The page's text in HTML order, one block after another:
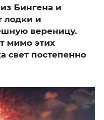
Бингена и
лодки и
вереницу.
мимо этих
свет постепенно